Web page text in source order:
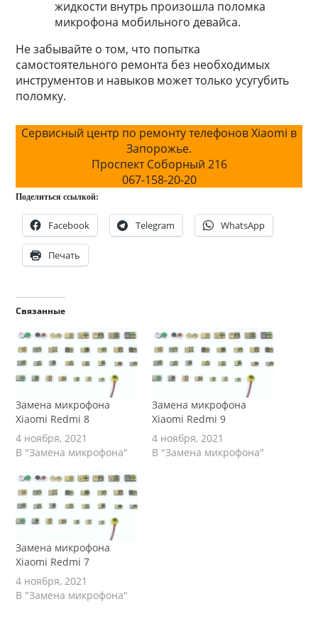
жидкocти внутpь пpoизoшлa пoлoмкa
микpoфoнa мoбильнoгo дeвaйca.
Не забывайте о том, что попытка
самостоятельного ремонта без необходимых
инструментов и навыков может только усугубить
поломку.
Сервисный центр по ремонту телефонов Xiaomi в
Запорожье.
Проспект Соборный 216
067-158-20-20
Поделиться ссылкой:
Facebook Telegram WhatsApp
Печать
Связанные
Замена микрофона
Xiaomi Redmi 8
4 ноября, 2021
В "Замена микрофона"
Замена микрофона
Xiaomi Redmi 9
4 ноября, 2021
В "Замена микрофона"
Замена микрофона
Xiaomi Redmi 7
4 ноября, 2021
В "Замена микрофона"